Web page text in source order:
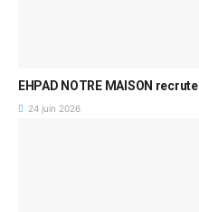
EHPAD NOTRE MAISON recrute
24 juin 2026